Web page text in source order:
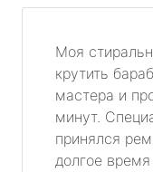
Моя
крутить
мастера и
минут.
принялся
долгое